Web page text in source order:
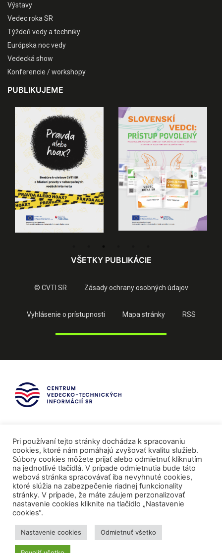
Výstavy
Vedec roka SR
Týždeň vedy a techniky
Európska noc vedy
Vedecká show
Konferencie / workshopy
PUBLIKUJEME
VŠETKY PUBLIKÁCIE
© CVTI SR Zásady ochrany osobných údajov
Vyhlásenie o prístupnosti Mapa stránky RSS
Mediálni partneri
Pri používaní tejto stránky dochádza k spracovaniu
cookies, ktoré nám pomáhajú zvyšovať kvalitu služieb.
Súbory cookies môžete prijať alebo odmietnuť kliknutím
na jednotlivé tlačidlá. V prípade odmietnutia bude táto
webová stránka spracovávať iba nevyhnuté cookies,
ktoré slúžia na zabezpečenie riadnej funkcionality
stránky. V prípade, že máte záujem perzonalizovať
nastavenie cookies kliknite na tlačidlo „Nastavenie
cookies“.
Nastavenie cookies Odmietnuť všetko